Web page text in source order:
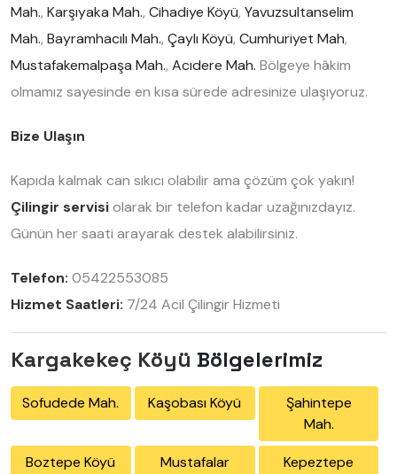
Mah., Karşıyaka Mah., Cihadiye Köyü, Yavuzsultanselim
Mah., Bayramhacılı Mah., Çaylı Köyü, Cumhuriyet Mah,
Mustafakemalpaşa Mah., Acıdere Mah. Bölgeye hâkim
olmamız sayesinde en kısa sürede adresinize ulaşıyoruz.
Bize Ulaşın
Kapıda kalmak can sıkıcı olabilir ama çözüm çok yakın!
Çilingir servisiolarak bir telefon kadar uzağınızdayız.
Günün her saati arayarak destek alabilirsiniz.
Telefon: 05422553085
Hizmet Saatleri: 7/24 Acil Çilingir Hizmeti
Kargakekeç Köyü Bölgelerimiz
Sofudede Mah. Kaşobası Köyü
Şahintepe
Mah.
Boztepe Köyü Mustafalar Kepeztepe